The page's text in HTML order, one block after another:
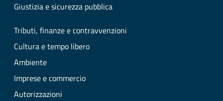
Giustizia e sicurezza pubblica
Tributi, finanze e contravvenzioni
Cultura e tempo libero
Ambiente
Imprese e commercio
Autorizzazioni